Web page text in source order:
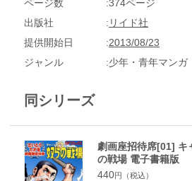
をご了承のうえ、お楽しみください。
ページ数
374ページ
出版社
リイド社
提供開始日
2013/08/23
ジャンル
少年・青年マンガ
同シリーズ
劇画座招待席[01] キ
の戦場 電子書籍版
440円（税込）